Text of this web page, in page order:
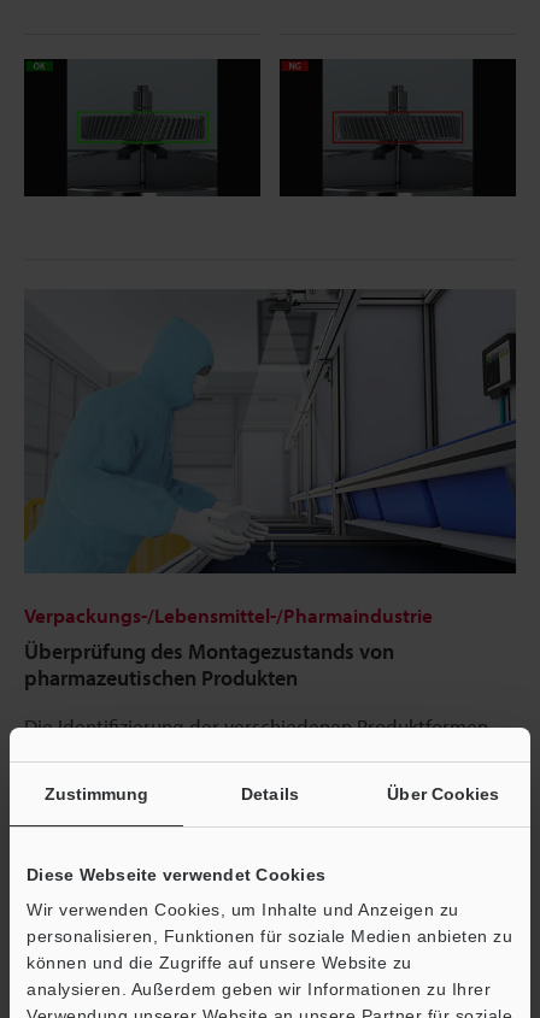
Zustimmung Details Über Cookies
Diese Webseite verwendet Cookies
Wir verwenden Cookies, um Inhalte und Anzeigen zu
personalisieren, Funktionen für soziale Medien anbieten zu
können und die Zugriffe auf unsere Website zu
analysieren. Außerdem geben wir Informationen zu Ihrer
Verpackungs-/Lebensmittel-/Pharmaindustrie
Überprüfung des Montagezustands von
pharmazeutischen Produkten
Die Identifizierung der verschiedenen Produktformen –
selbst wenn die Position oder Ausrichtung variiert –
ermöglicht es, sicherzustellen, dass beispielsweise